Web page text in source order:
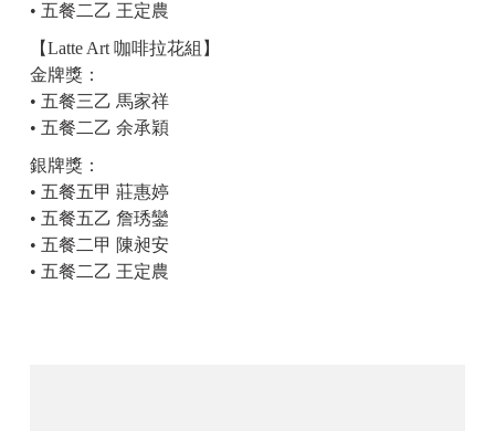
• 五餐二乙 王定農
【Latte Art 咖啡拉花組】
金牌獎：
• 五餐三乙 馬家祥
• 五餐二乙 余承穎
銀牌獎：
• 五餐五甲 莊惠婷
• 五餐五乙 詹琇鑾
• 五餐二甲 陳昶安
• 五餐二乙 王定農